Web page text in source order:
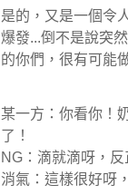
是的，又是一個令
爆發...倒不是說突
的你們，很有可能
某一方：你看你！
了！
NG：滴就滴呀，
消氣：這樣很好呀